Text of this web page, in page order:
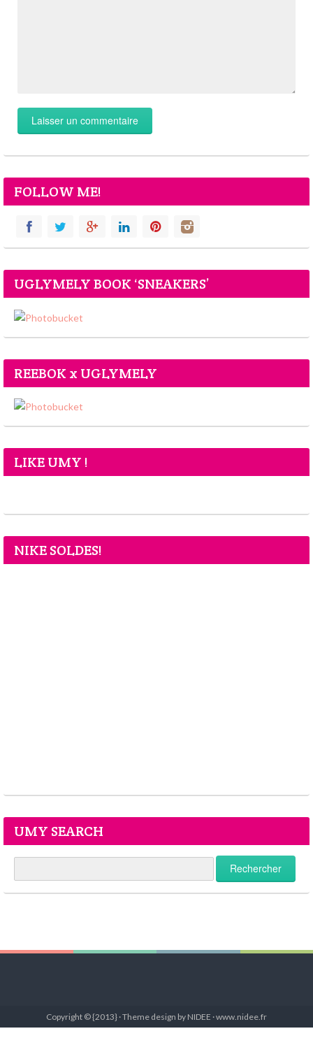
FOLLOW ME!
UGLYMELY BOOK ‘SNEAKERS’
REEBOK x UGLYMELY
LIKE UMY !
NIKE SOLDES!
UMY SEARCH
Copyright © {2013} · Theme design by NIDEE · www.nidee.fr